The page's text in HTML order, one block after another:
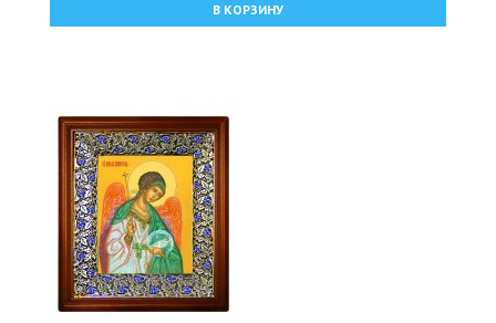
В КОРЗИНУ